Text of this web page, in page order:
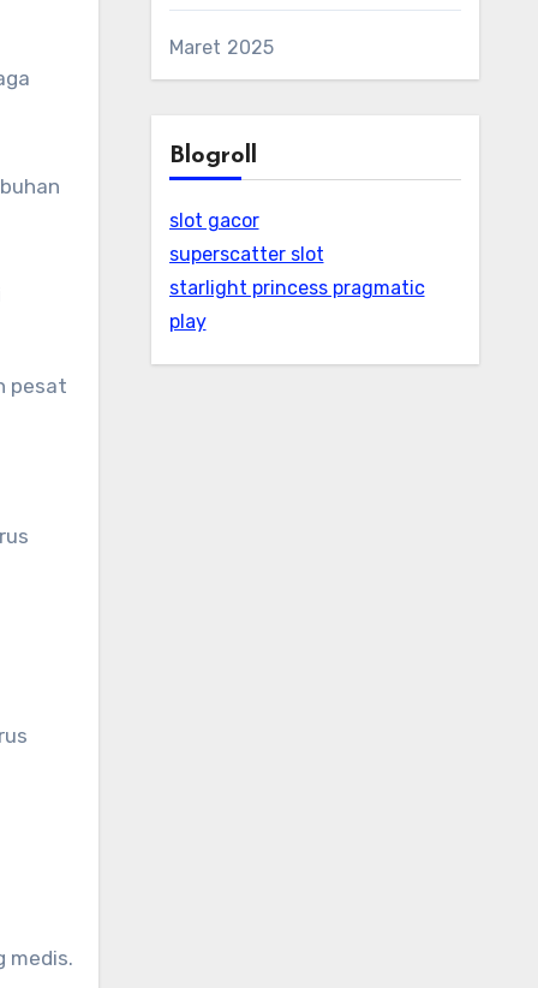
pesat
medis.
Maret 2025
Blogroll
slot gacor
superscatter slot
starlight princess pragmatic
play